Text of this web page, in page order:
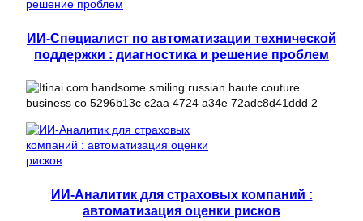
ИИ-Специалист по автоматизации технической
поддержки : диагностика и решение проблем
ИИ-Аналитик для страховых компаний :
автоматизация оценки рисков